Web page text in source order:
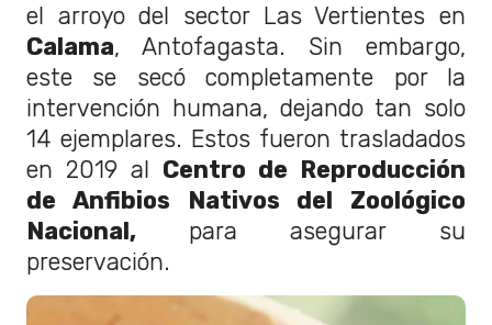
el arroyo del sector Las Vertientes en
Calama, Antofagasta. Sin embargo,
este se secó completamente por la
intervención humana, dejando tan solo
14 ejemplares. Estos fueron trasladados
en 2019 al Centro de Reproducción
de Anfibios Nativos del Zoológico
Nacional, para asegurar su
preservación.